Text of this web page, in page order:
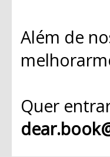
Além de
Quer